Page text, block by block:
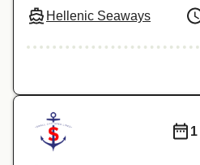
Hellenic Seaways
1